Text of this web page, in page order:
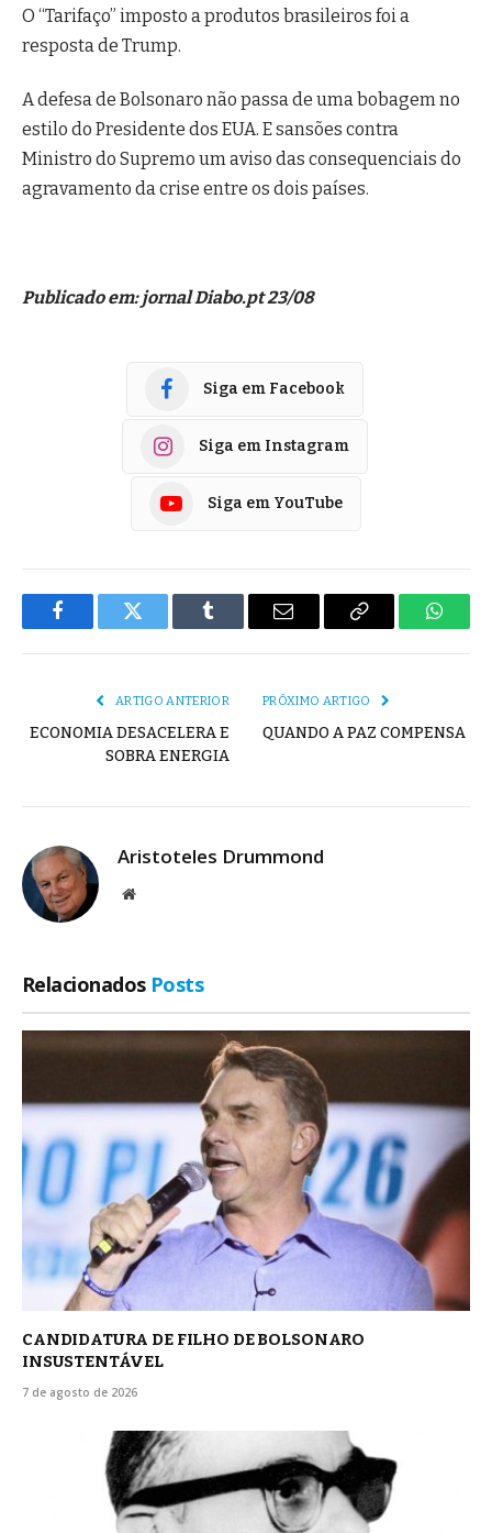
O “Tarifaço” imposto a produtos brasileiros foi a
resposta de Trump.
A defesa de Bolsonaro não passa de uma bobagem no
estilo do Presidente dos EUA. E sansões contra
Ministro do Supremo um aviso das consequenciais do
agravamento da crise entre os dois países.
Publicado em: jornal Diabo.pt 23/08
Siga em Facebook
Siga em Instagram
Siga em YouTube
FacebookTwitter Tumblr
E-
Copiar
ARTIGO ANTERIOR
ECONOMIA DESACELERA E
SOBRA ENERGIA
PRÓXIMO ARTIGO
QUANDO A PAZ COMPENSA
Aristoteles Drummond
Site
Relacionados Posts
CANDIDATURA DE FILHO DE BOLSONARO
INSUSTENTÁVEL
7 de agosto de 2026